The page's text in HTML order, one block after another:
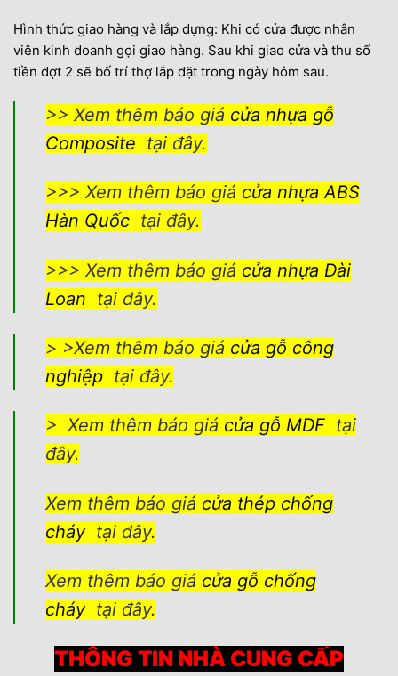
Hình thức giao hàng và lắp dựng: Khi có cửa được nhân
viên kinh doanh gọi giao hàng. Sau khi giao cửa và thu số
tiền đợt 2 sẽ bố trí thợ lắp đặt trong ngày hôm sau.
>> Xem thêm báo giá cửa nhựa gỗ
Composite tại đây.
>>> Xem thêm báo giá cửa nhựa ABS
Hàn Quốc tại đây.
>>> Xem thêm báo giá cửa nhựa Đài
Loan tại đây.
> >Xem thêm báo giá cửa gỗ công
nghiệptại đây.
> Xem thêm báo giá cửa gỗ MDFtại
đây.
Xem thêm báo giá cửa thép chống
cháytại đây.
Xem thêm báo giá cửa gỗ chống
cháytại đây.
THÔNG TIN NHÀ CUNG CẤP